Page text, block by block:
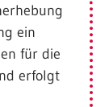
ein
für die
erfolgt